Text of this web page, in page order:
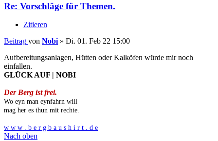
Re: Vorschläge für Themen.
Zitieren
Beitrag von Nobi » Di. 01. Feb 22 15:00
Aufbereitungsanlagen, Hütten oder Kalköfen würde mir noch
einfallen.
GLÜCK AUF | NOBI
Der Berg ist frei.
Wo eyn man eynfahrn will
mag her es thun mit rechte.
w w w . b e r g b a u s h i r t . d e
Nach oben